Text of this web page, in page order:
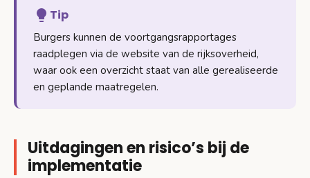
Tip
Burgers kunnen de voortgangsrapportages
raadplegen via de website van de rijksoverheid,
waar ook een overzicht staat van alle gerealiseerde
en geplande maatregelen.
Uitdagingen en risico’s bij de
implementatie